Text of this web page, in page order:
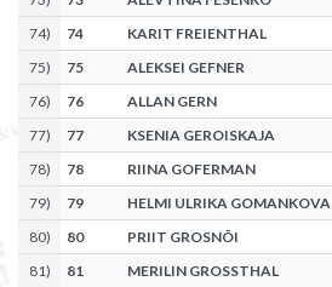
74) 74 KARIT FREIENTHAL
75) 75 ALEKSEI GEFNER
76) 76 ALLAN GERN
77) 77 KSENIA GEROISKAJA
78) 78 RIINA GOFERMAN
79) 79 HELMI ULRIKA GOMANKOVA
80) 80 PRIIT GROSNÕI
81) 81 MERILIN GROSSTHAL